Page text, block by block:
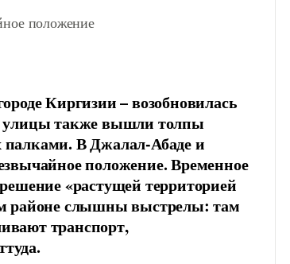
положение
Киргизии – возобновилась
улицы также вышли толпы
В Джалал-Абаде и
положение. Временное
«растущей территорией
районе слышны выстрелы: там
транспорт,